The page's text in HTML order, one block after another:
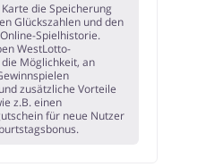
die Speicherung
Glückszahlen und den
Spielhistorie.
WestLotto-
Möglichkeit, an
zusätzliche Vorteile
z.B. einen
für neue Nutzer